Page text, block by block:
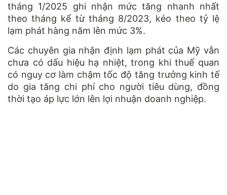
tháng 1/2025 ghi nhận mức tăng nhanh nhất
theo tháng kể từ tháng 8/2023, kéo theo tỷ lệ
lạm phát hàng năm lên mức 3%.
Các chuyên gia nhận định lạm phát của Mỹ vẫn
chưa có dấu hiệu hạ nhiệt, trong khi thuế quan
có nguy cơ làm chậm tốc độ tăng trưởng kinh tế
do gia tăng chi phí cho người tiêu dùng, đồng
thời tạo áp lực lớn lên lợi nhuận doanh nghiệp.